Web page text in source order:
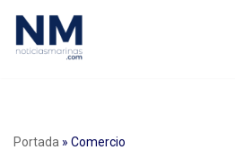
Saltar
Portada » Comercio